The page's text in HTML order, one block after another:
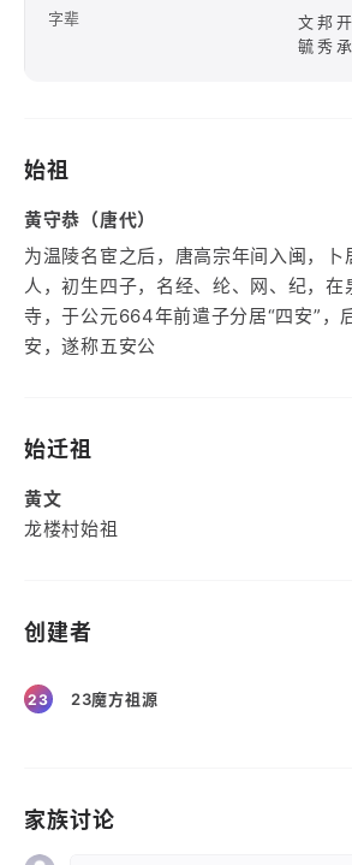
字辈
文邦
毓秀
始祖
黄守恭（唐代）
为温陵名宦之后，唐高宗年间入闽，卜
人，初生四子，名经、纶、网、纪，在
寺，于公元664年前遣子分居“四安”，
安，遂称五安公
始迁祖
黄文
龙楼村始祖
创建者
23 23魔方祖源
家族讨论